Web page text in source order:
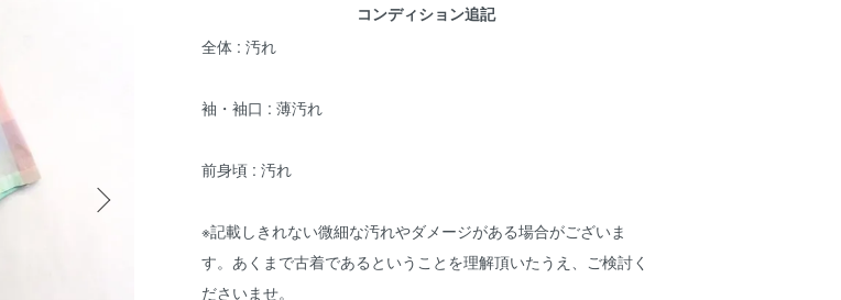
コンディション追記
全体 : 汚れ
袖・袖口 : 薄汚れ
前身頃 : 汚れ
※記載しきれない微細な汚れやダメージがある場合がございま
す。あくまで古着であるということを理解頂いたうえ、ご検討く
ださいませ。